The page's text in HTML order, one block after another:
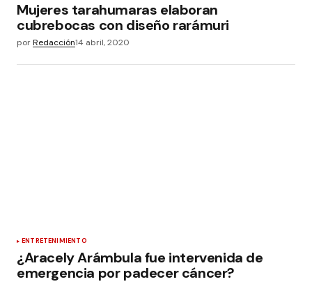
Mujeres tarahumaras elaboran
cubrebocas con diseño rarámuri
porRedacción14 abril, 2020
ENTRETENIMIENTO
¿Aracely Arámbula fue intervenida de
emergencia por padecer cáncer?